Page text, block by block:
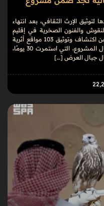
الإرث الثقافي، بعد انتهاء
والفنون الصخرية في إقليم
عالية نجد بمنطقة الرياض، والذي أسفر عن اكتشاف وتوثيق 103 مواقع أثرية
تضم شواهد تاريخية متنوعة. وشملت أعمال المشروع، التي استمرت 30 يومًا،
جبال العرض […]